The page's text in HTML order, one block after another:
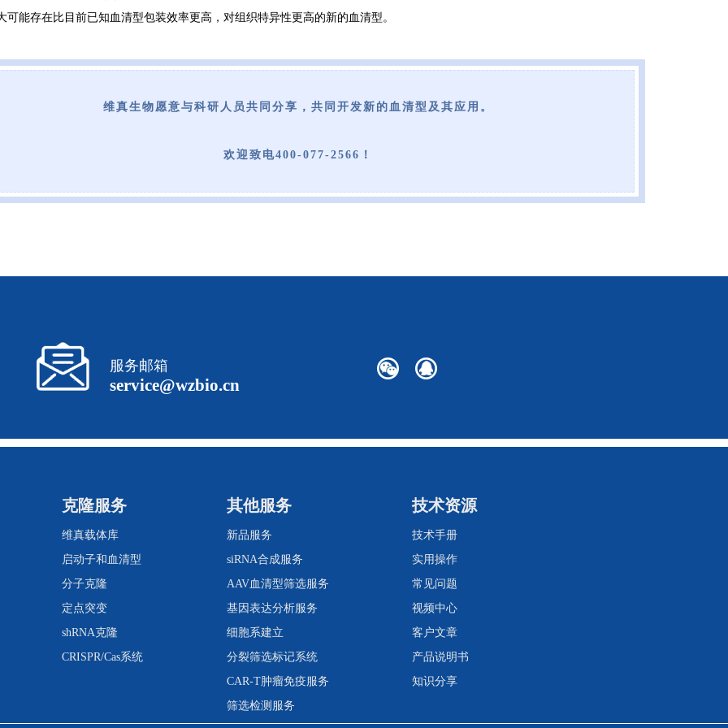
可能存在比目前已知血清型包装效率更高，对组织特异性更高的新的血清型。
维真生物愿意与科研人员共同分享，共同开发新的血清型及其应用。
欢迎致电400-077-2566！
服务邮箱
service@wzbio.cn
克隆服务
维真载体库
启动子和血清型
分子克隆
定点突变
shRNA克隆
CRISPR/Cas系统
其他服务
新品服务
siRNA合成服务
AAV血清型筛选服务
基因表达分析服务
细胞系建立
分裂筛选标记系统
CAR-T肿瘤免疫服务
筛选检测服务
技术资源
技术手册
实用操作
常见问题
视频中心
客户文章
产品说明书
知识分享